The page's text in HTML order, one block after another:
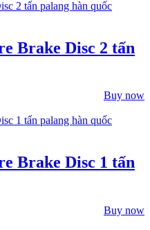
Brake Disc 2 tấn
Buy now
Brake Disc 1 tấn
Buy now